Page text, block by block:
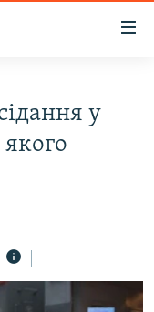
у
якого